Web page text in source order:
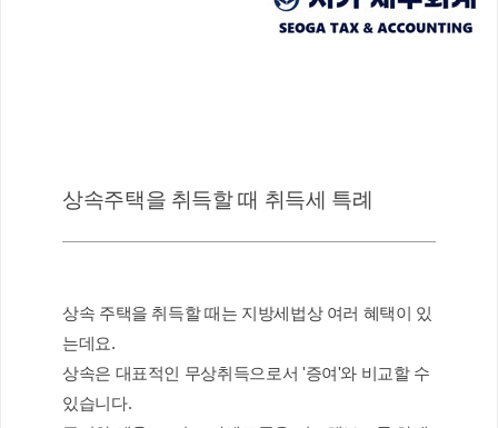
상속주택을 취득할 때 취득세 특례
상속 주택을 취득할 때는 지방세법상 여러 혜택이 있
는데요.
상속은 대표적인 무상취득으로서 '증여'와 비교할 수
있습니다.